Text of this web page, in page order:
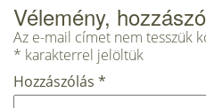
Vélemény,
Az e-mail címet nem tesszük
* karakterrel jelöltük
Hozzászólás *